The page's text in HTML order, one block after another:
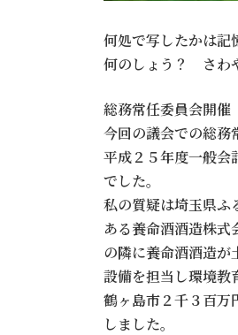
何処で写したかは記
何のしょう？ さわ
総務常任委員会開催
今回の議会での総務
平成２５年度一般会
でした。
私の質疑は埼玉県ふ
ある養命酒酒造株
の隣に養命酒酒造
設備を担当し環境教
鶴ヶ島市２千３百万
しました。